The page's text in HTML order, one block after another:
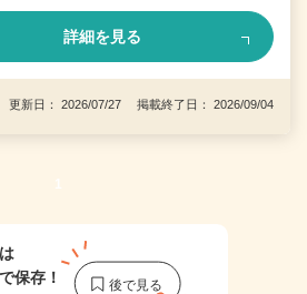
詳細を見る
更新日： 2026/07/27 掲載終了日： 2026/09/04
1
保存！